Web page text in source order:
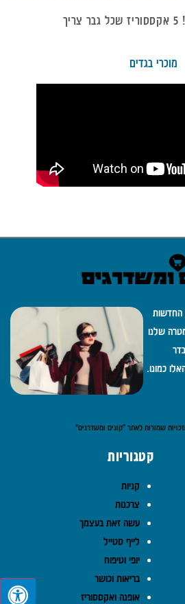
מוכרי בגדים
החדשות
שלנו
כמונו.
שמורות לאתר "קונים ומשדרגים"
קטגוריות
קניות
צרכנות
עשה זאת בעצמך
לייף סטייל
יופי וטיפוח
בריאות וכושר
אופנה ואקססוריז